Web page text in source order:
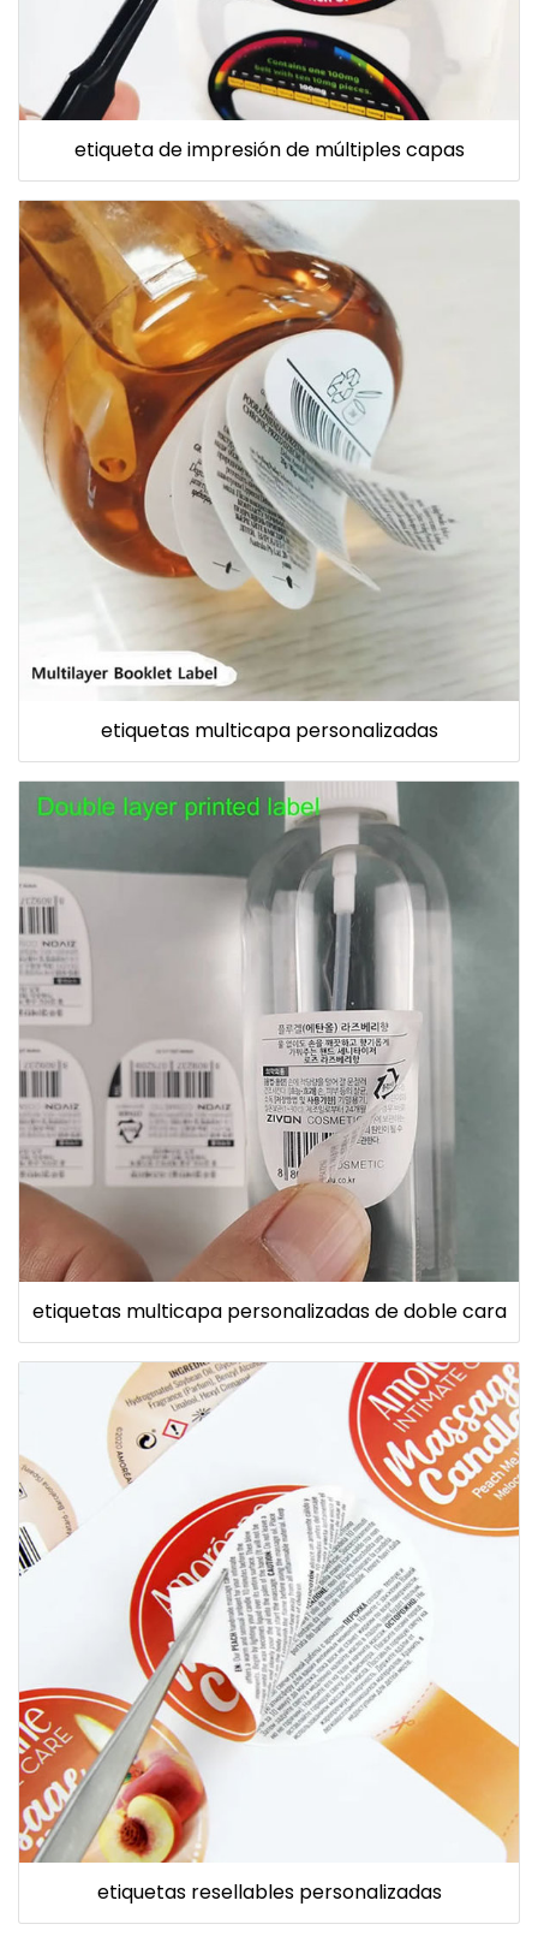
etiqueta de impresión de múltiples capas
etiquetas multicapa personalizadas
etiquetas multicapa personalizadas de doble cara
etiquetas resellables personalizadas